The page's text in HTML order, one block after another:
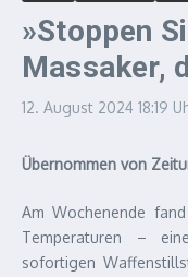
»Stoppen
Massaker,
12. August 2024 18:19
Übernommen von
Am Wochenende
Temperaturen –
sofortigen